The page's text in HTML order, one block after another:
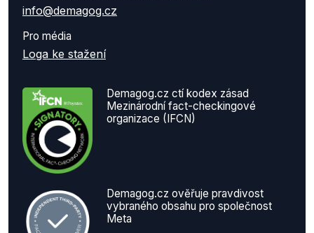
info@demagog.cz
Pro média
Loga ke stažení
Demagog.cz ctí kodex zásad
Mezinárodní fact-checkingové
organizace (IFCN)
Demagog.cz ověřuje pravdivost
vybraného obsahu pro společnost
Meta